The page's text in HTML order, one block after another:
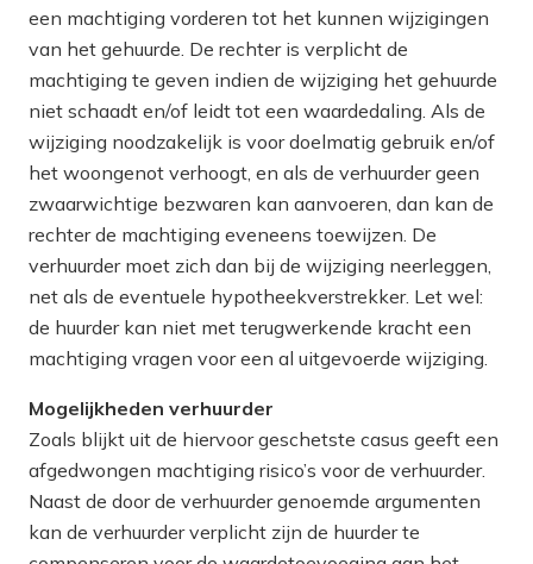
een machtiging vorderen tot het kunnen wijzigingen
van het gehuurde. De rechter is verplicht de
machtiging te geven indien de wijziging het gehuurde
niet schaadt en/of leidt tot een waardedaling. Als de
wijziging noodzakelijk is voor doelmatig gebruik en/of
het woongenot verhoogt, en als de verhuurder geen
zwaarwichtige bezwaren kan aanvoeren, dan kan de
rechter de machtiging eveneens toewijzen. De
verhuurder moet zich dan bij de wijziging neerleggen,
net als de eventuele hypotheekverstrekker. Let wel:
de huurder kan niet met terugwerkende kracht een
machtiging vragen voor een al uitgevoerde wijziging.
Mogelijkheden verhuurder
Zoals blijkt uit de hiervoor geschetste casus geeft een
afgedwongen machtiging risico’s voor de verhuurder.
Naast de door de verhuurder genoemde argumenten
kan de verhuurder verplicht zijn de huurder te